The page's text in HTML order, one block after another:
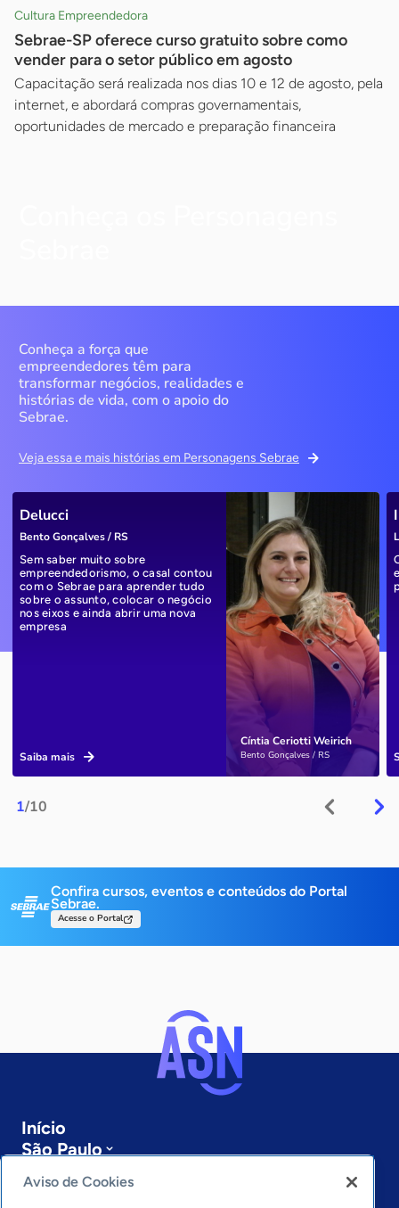
Cultura Empreendedora
Sebrae-SP oferece curso gratuito sobre como
vender para o setor público em agosto
Capacitação será realizada nos dias 10 e 12 de agosto, pela
internet, e abordará compras governamentais,
oportunidades de mercado e preparação financeira
Conheça a força que
empreendedores têm para
transformar negócios, realidades e
histórias de vida, com o apoio do
Sebrae.
Veja essa e mais histórias em Personagens Sebrae
1/10
Cíntia Ceriotti Weirich
Bento Gonçalves / RS
Delucci
Bento Gonçalves / RS
Sem saber muito sobre
empreendedorismo, o casal contou
com o Sebrae para aprender tudo
sobre o assunto, colocar o negócio
nos eixos e ainda abrir uma nova
empresa
Saiba mais
Confira cursos, eventos e conteúdos do Portal
Sebrae.
Acesse o Portal
Início
São Paulo
Últimas notícias
Aviso de Cookies